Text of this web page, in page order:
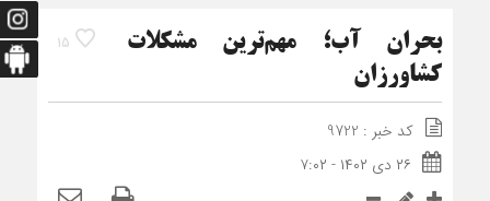
15
بحران آب؛ مهم‌ترین مشکلات
کشاورزان
کد خبر : 9722
۲۶ دی ۱۴۰۲ - ۷:۰۲